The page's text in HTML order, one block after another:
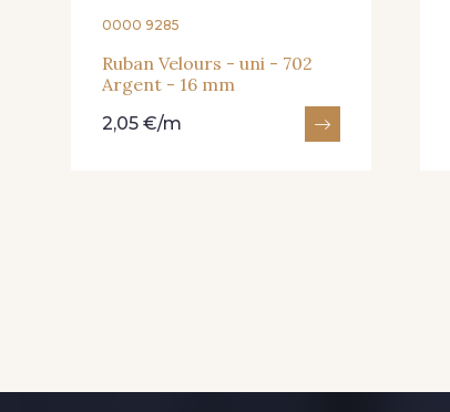
0000 9285
Ruban Velours - uni - 702
Argent - 16 mm
2,05 €/m